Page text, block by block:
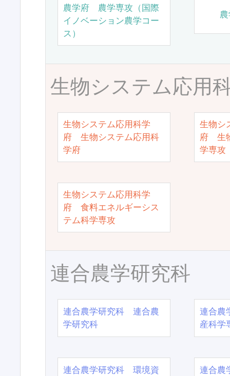
農学府 農学専攻（国際
イノベーション農学コー
ス）
生物システム応用
生物システム応用科学
府 生物システム応用科
学府
生物シ
府 生
学専攻
生物システム応用科学
府 食料エネルギーシス
テム科学専攻
連合農学研究科
連合農学研究科 連合農
学研究科
連合農
産科学
連合農学研究科 環境資
連合農